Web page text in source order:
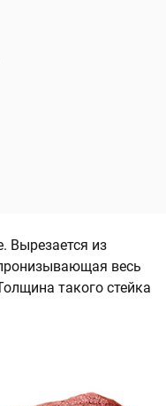
Вырезается из
весь
такого стейка